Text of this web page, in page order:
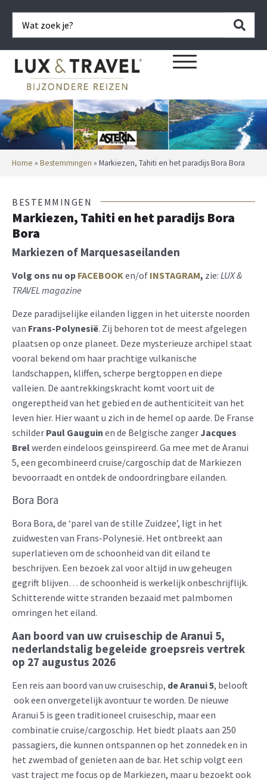
Home » Bestemmingen » Markiezen, Tahiti en het paradijs Bora Bora
BESTEMMINGEN
Markiezen, Tahiti en het paradijs Bora
Bora
Markiezen of Marquesaseilanden
Volg ons nu op FACEBOOK en/of INSTAGRAM, zie: LUX &
TRAVEL magazine
Deze paradijselijke eilanden liggen in het uiterste noorden
van Frans-Polynesië. Zij behoren tot de meest afgelegen
plaatsen op onze planeet. Deze mysterieuze archipel staat
vooral bekend om haar prachtige vulkanische
landschappen, kliffen, scherpe bergtoppen en diepe
valleien. De aantrekkingskracht komt voort uit de
ongereptheid van het gebied en de authenticiteit van het
leven hier. Hier waant u zich in de hemel op aarde. De Franse
schilder Paul Gauguin en de Belgische zanger Jacques
Brelwerden eindeloos geïnspireerd. Ga mee met de Aranui
5, een gecombineerd cruise/cargoschip dat de Markiezen
bevoorraadt en ontdek de ondoordringbare eilanden.
Bora Bora
Bora Bora, de ‘parel van de stille Zuidzee’, ligt in het
zuidwesten van Frans-Polynesië. Het ontbreekt aan
superlatieven om de schoonheid van dit eiland te
beschrijven. Een bezoek zal voor altijd in uw geheugen
gegrift blijven… de schoonheid is werkelijk onbeschrijflijk.
Schitterende witte stranden bezaaid met palmbomen
omringen het eiland.
Aan boord van uw cruiseschip de Aranui 5,
nederlandstalig begeleide groepsreis vertrek
op 27 augustus 2026
Een reis aan boord van uw cruiseschip, de Aranui 5, belooft
ook een onvergetelijk avontuur te worden. De nieuwe
Aranui 5 is geen traditioneel cruiseschip, maar een
combinatie cruise/cargoschip. Het biedt plaats aan 250
passagiers, die kunnen ontspannen op het zonnedek en in
het zwembad of genieten aan de bar. Het schip volgt een
vast traject me focus op de Markiezen, maar u bezoekt ook